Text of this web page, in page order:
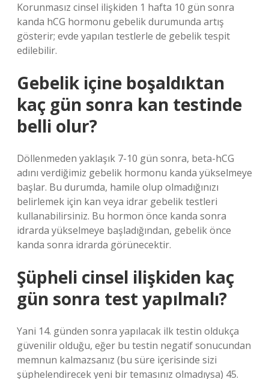
Korunmasız cinsel ilişkiden 1 hafta 10 gün sonra
kanda hCG hormonu gebelik durumunda artış
gösterir; evde yapılan testlerle de gebelik tespit
edilebilir.
Gebelik içine boşaldıktan
kaç gün sonra kan testinde
belli olur?
Döllenmeden yaklaşık 7-10 gün sonra, beta-hCG
adını verdiğimiz gebelik hormonu kanda yükselmeye
başlar. Bu durumda, hamile olup olmadığınızı
belirlemek için kan veya idrar gebelik testleri
kullanabilirsiniz. Bu hormon önce kanda sonra
idrarda yükselmeye başladığından, gebelik önce
kanda sonra idrarda görünecektir.
Şüpheli cinsel ilişkiden kaç
gün sonra test yapılmalı?
Yani 14. günden sonra yapılacak ilk testin oldukça
güvenilir olduğu, eğer bu testin negatif sonucundan
memnun kalmazsanız (bu süre içerisinde sizi
şüphelendirecek yeni bir temasınız olmadıysa) 45.